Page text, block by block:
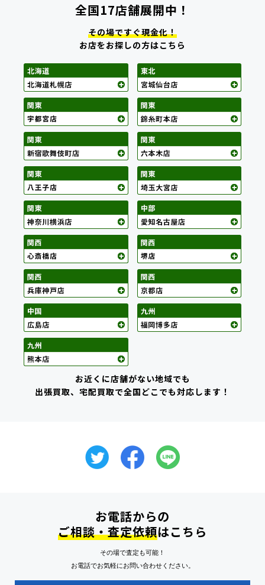
全国17店舗展開中！
その場ですぐ現金化！
お店をお探しの方はこちら
お近くに店舗がない地域でも
出張買取、宅配買取で全国どこでも対応します！
お電話からの
ご相談・査定依頼はこちら
その場で査定も可能！
お電話でお気軽にお問い合わせください。